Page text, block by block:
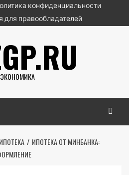
конфиденциальности
правообладателей
ЭКОНОМИКА
ИПОТЕКА
ИПОТЕКА ОТ МИНБАНКА: